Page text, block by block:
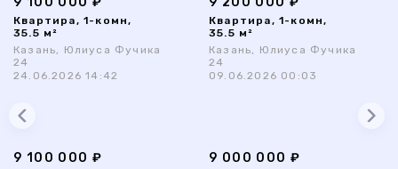
Квартира, 1-комн,
35.5 м²
Казань, Юлиуса Фучика
24
24.06.2026 14:42
Квартира, 1-комн,
35.5 м²
Казань, Юлиуса Фучика
24
09.06.2026 00:03
9 100 000 ₽ 9 000 000 ₽